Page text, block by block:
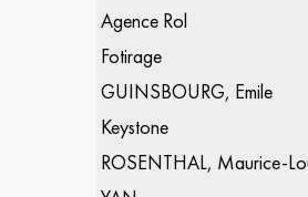
Agence Rol
Fotirage
GUINSBOURG, Emile
Keystone
ROSENTHAL, Maurice-